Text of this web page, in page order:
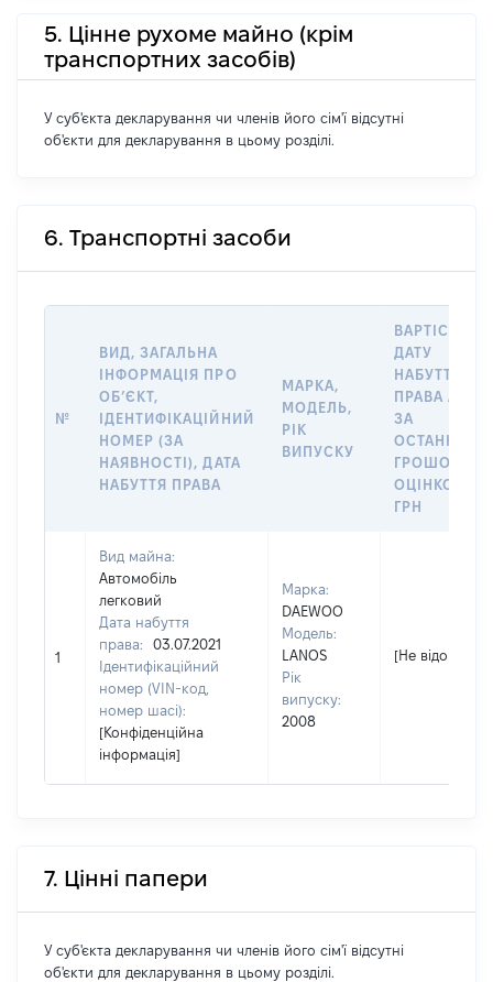
5. Цінне рухоме майно (крім
транспортних засобів)
У суб'єкта декларування чи членів його сім'ї відсутні
об'єкти для декларування в цьому розділі.
6. Транспортні засоби
№
ВИД, ЗАГАЛЬНА
ІНФОРМАЦІЯ ПРО
ОБʼЄКТ,
ІДЕНТИФІКАЦІЙНИЙ
НОМЕР (ЗА
НАЯВНОСТІ), ДАТА
НАБУТТЯ ПРАВА
МАРКА,
МОДЕЛЬ,
РІК
ВИПУСКУ
ВАРТІСТЬ НА
ДАТУ
НАБУТТЯ
ПРАВА АБО
ЗА
ГРОШОВОЮ
ОЦІНКОЮ,
ГРН
1
Вид майна:
Автомобіль
легковий
Дата набуття
права:
03.07.2021
Ідентифікаційний
номер (VIN-код,
номер шасі):
[Конфіденційна
інформація]
Марка:
DAEWOO
Модель:
LANOS
Рік
випуску:
2008
[Не відомо]
7. Цінні папери
У суб'єкта декларування чи членів його сім'ї відсутні
об'єкти для декларування в цьому розділі.